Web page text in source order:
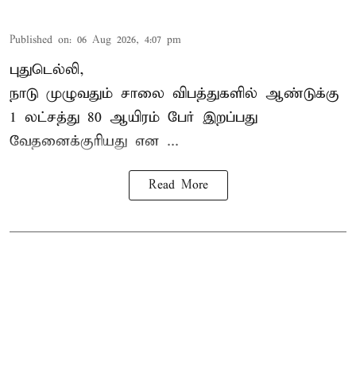
Published on: 06 Aug 2026, 4:07 pm
புதுடெல்லி,
நாடு முழுவதும் சாலை விபத்துகளில் ஆண்டுக்கு
1 லட்சத்து 80 ஆயிரம் பேர் இறப்பது
வேதனைக்குரியது என ...
Read More